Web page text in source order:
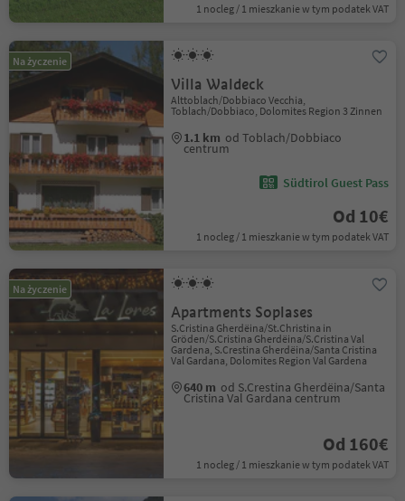
1 nocleg / 1 mieszkanie w tym podatek VAT
Na życzenie
Villa Waldeck
Alttoblach/Dobbiaco Vecchia,
Toblach/Dobbiaco, Dolomites Region 3 Zinnen
1.1 km od Toblach/Dobbiaco
centrum
Südtirol Guest Pass
Od 10€
1 nocleg / 1 mieszkanie w tym podatek VAT
Na życzenie
Apartments Soplases
S.Cristina Gherdëina/St.Christina in
Gröden/S.Cristina Gherdëina/S.Cristina Val
Gardena, S.Crestina Gherdëina/Santa Cristina
Val Gardana, Dolomites Region Val Gardena
640 m od S.Crestina Gherdëina/Santa
Cristina Val Gardana centrum
Od 160€
1 nocleg / 1 mieszkanie w tym podatek VAT